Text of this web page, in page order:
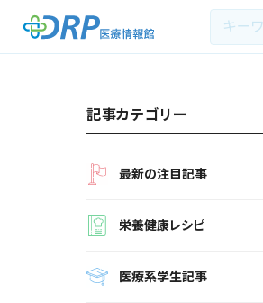
記事カテゴリー
最新の注目記事
栄養健康レシピ
医療系学生記事